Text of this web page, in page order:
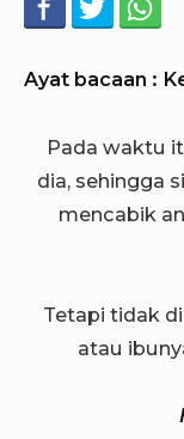
Ayat bacaan :
Pada waktu
dia, sehingga
mencabik
Tetapi tidak
atau